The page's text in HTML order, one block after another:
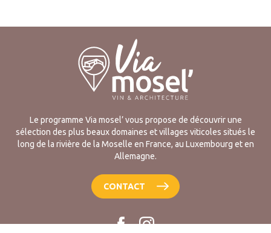
Le programme Via mosel’ vous propose de découvrir une
sélection des plus beaux domaines et villages viticoles situés le
long de la rivière de la Moselle en France, au Luxembourg et en
Allemagne.
CONTACT